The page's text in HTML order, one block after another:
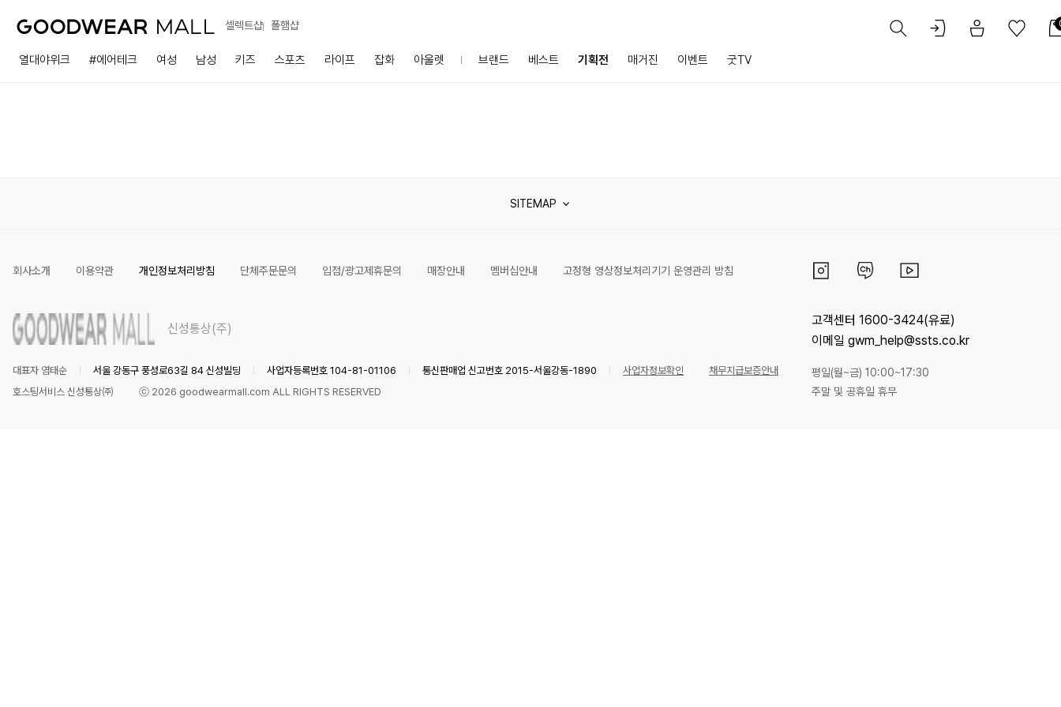
셀렉트샵 폴햄샵
열대야위크 #에어테크 여성 남성 키즈 스포츠 라이프 잡화 아울렛 브랜드 베스트 기획전 매거진 이벤트 굿TV
SITEMAP
회사소개 이용약관 개인정보처리방침 단체주문문의 입점/광고제휴문의 매장안내 멤버십안내 고정형 영상정보처리기기 운영관리 방침
신성통상(주)
대표자 염태순 서울 강동구 풍성로63길 84 신성빌딩 사업자등록번호 104-81-01106 통신판매업 신고번호 2015-서울강동-1890 사업자정보확인
채무지급보증안내
호스팅서비스 신성통상㈜
ⓒ 2026 goodwearmall.com ALL RIGHTS RESERVED
고객센터 1600-3424(유료)
이메일 gwm_help@ssts.co.kr
평일(월~금) 10:00~17:30
주말 및 공휴일 휴무